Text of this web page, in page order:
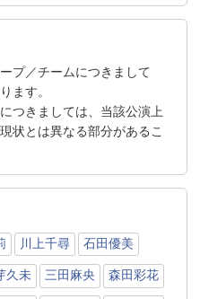
プ／チームにつきまして
ます。
つきましては、当該公演上
状とは異なる部分があるこ
川上千尋 石田優美
久未 三田麻央 森田彩花